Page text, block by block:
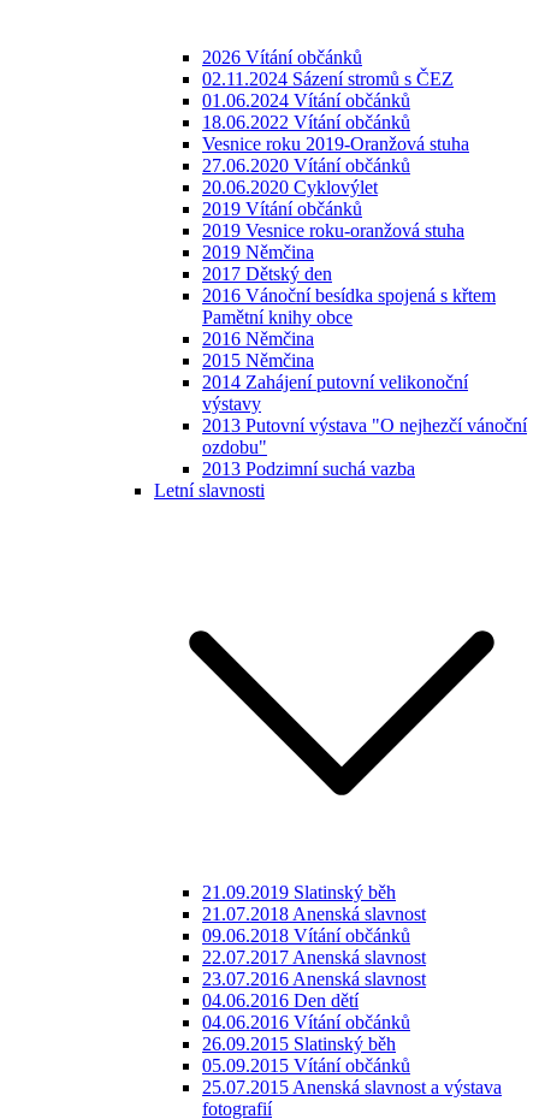
2026 Vítání občánků
02.11.2024 Sázení stromů s ČEZ
01.06.2024 Vítání občánků
18.06.2022 Vítání občánků
Vesnice roku 2019-Oranžová stuha
27.06.2020 Vítání občánků
20.06.2020 Cyklovýlet
2019 Vítání občánků
2019 Vesnice roku-oranžová stuha
2019 Němčina
2017 Dětský den
2016 Vánoční besídka spojená s křtem
Pamětní knihy obce
2016 Němčina
2015 Němčina
2014 Zahájení putovní velikonoční
výstavy
2013 Putovní výstava "O nejhezčí vánoční
ozdobu"
2013 Podzimní suchá vazba
Letní slavnosti
21.09.2019 Slatinský běh
21.07.2018 Anenská slavnost
09.06.2018 Vítání občánků
22.07.2017 Anenská slavnost
23.07.2016 Anenská slavnost
04.06.2016 Den dětí
04.06.2016 Vítání občánků
26.09.2015 Slatinský běh
05.09.2015 Vítání občánků
25.07.2015 Anenská slavnost a výstava
fotografií